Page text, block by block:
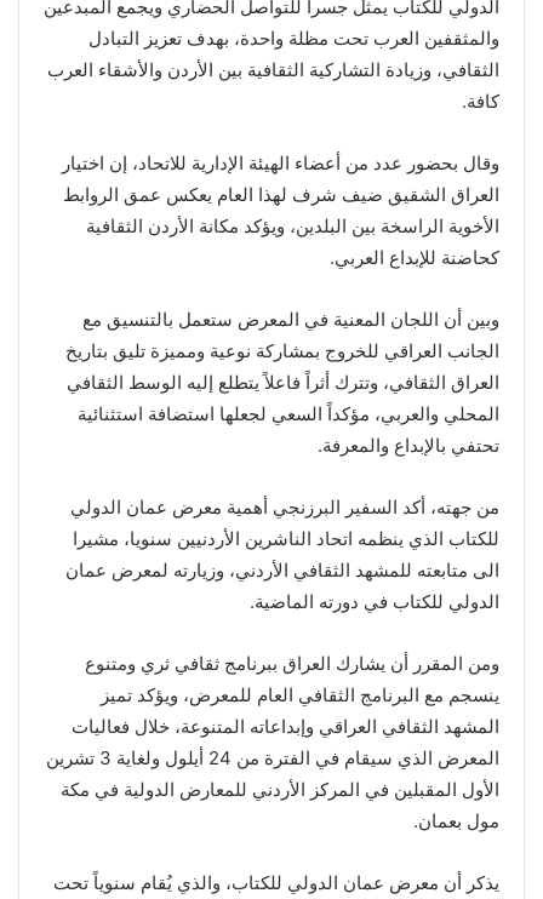
الدولي للكتاب يمثل جسرا للتواصل الحضاري ويجمع المبدعين
والمثقفين العرب تحت مظلة واحدة، بهدف تعزيز التبادل
الثقافي، وزيادة التشاركية الثقافية بين الأردن والأشقاء العرب
كافة.
وقال بحضور عدد من أعضاء الهيئة الإدارية للاتحاد، إن اختيار
العراق الشقيق ضيف شرف لهذا العام يعكس عمق الروابط
الأخوية الراسخة بين البلدين، ويؤكد مكانة الأردن الثقافية
كحاضنة للإبداع العربي.
وبين أن اللجان المعنية في المعرض ستعمل بالتنسيق مع
الجانب العراقي للخروج بمشاركة نوعية ومميزة تليق بتاريخ
العراق الثقافي، وتترك أثراً فاعلاً يتطلع إليه الوسط الثقافي
المحلي والعربي، مؤكداً السعي لجعلها استضافة استثنائية
تحتفي بالإبداع والمعرفة.
من جهته، أكد السفير البرزنجي أهمية معرض عمان الدولي
للكتاب الذي ينظمه اتحاد الناشرين الأردنيين سنويا، مشيرا
الى متابعته للمشهد الثقافي الأردني، وزيارته لمعرض عمان
الدولي للكتاب في دورته الماضية.
ومن المقرر أن يشارك العراق ببرنامج ثقافي ثري ومتنوع
ينسجم مع البرنامج الثقافي العام للمعرض، ويؤكد تميز
المشهد الثقافي العراقي وإبداعاته المتنوعة، خلال فعاليات
المعرض الذي سيقام في الفترة من 24 أيلول ولغاية 3 تشرين
الأول المقبلين في المركز الأردني للمعارض الدولية في مكة
مول بعمان.
يذكر أن معرض عمان الدولي للكتاب، والذي يُقام سنوياً تحت